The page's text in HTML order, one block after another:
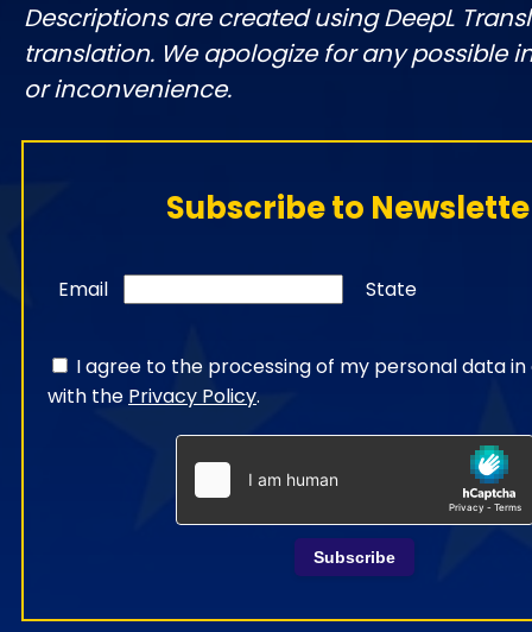
Descriptions are created using DeepL
translation. We apologize for any possible
or inconvenience.
Subscribe to
Email State
I agree to the processing of my personal data
with the Privacy Policy.
Subscribe